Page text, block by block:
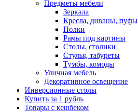
Предметы мебели
Зеркала
Кресла, диваны, пуфы
Полки
Рамы под картины
Столы, столики
Стулья, табуреты
Тумбы, комоды
Уличная мебель
Декоративное освещение
Инверсионные столы
Купить за 1 рубль
Товары с кешбеком